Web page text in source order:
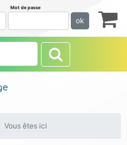
Mot de passe
ok
Vous êtes ici